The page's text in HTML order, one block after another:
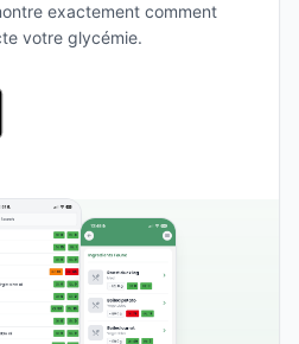
exactement comment
votre glycémie.